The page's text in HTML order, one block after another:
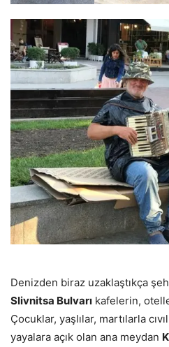
Denizden biraz uzaklaştıkça
Slivnitsa Bulvarı kafelerin,
Çocuklar, yaşlılar, martılarla
yayalara açık olan ana meydan